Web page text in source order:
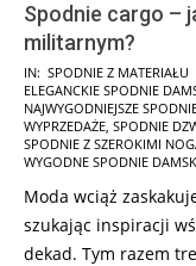
Spodnie cargo –
militarnym?
2026-
05-
29
IN: SPODNIE Z MATERIAŁU
ELEGANCKIE SPODNIE
NAJWYGODNIEJSZE
WYPRZEDAŻE, SPODNIE
SPODNIE Z SZEROKIMI
WYGODNE SPODNIE
Moda wciąż
szukając inspiracji
dekad. Tym razem